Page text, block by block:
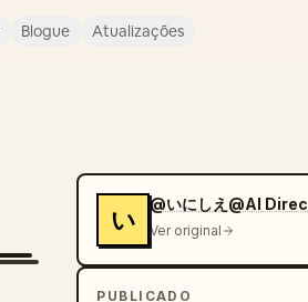
Blogue Atualizações
い Ver original
PUBLICADO